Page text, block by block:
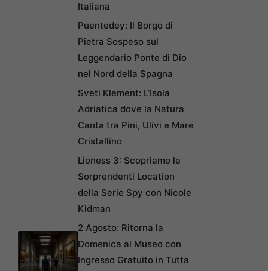
Italiana
Puentedey: Il Borgo di
Pietra Sospeso sul
Leggendario Ponte di Dio
nel Nord della Spagna
Sveti Klement: L’Isola
Adriatica dove la Natura
Canta tra Pini, Ulivi e Mare
Cristallino
Lioness 3: Scopriamo le
Sorprendenti Location
della Serie Spy con Nicole
Kidman
2 Agosto: Ritorna la
Domenica al Museo con
Ingresso Gratuito in Tutta